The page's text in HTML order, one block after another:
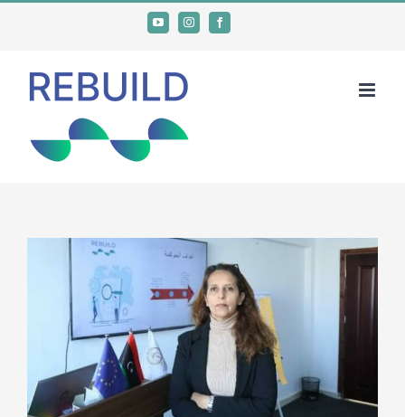
Facebook
Instagram
YouTube
View
Larger
Image